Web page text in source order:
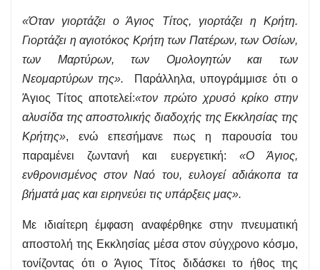
«Όταν γιορτάζει ο Άγιος Τίτος, γιορτάζει η Κρήτη.
Γιορτάζει η αγιοτόκος Κρήτη των Πατέρων, των Οσίων,
των Μαρτύρων, των Ομολογητών και των
Νεομαρτύρων της». Παράλληλα, υπογράμμισε ότι ο
Άγιος Τίτος αποτελεί:«τον πρώτο χρυσό κρίκο στην
αλυσίδα της αποστολικής διαδοχής της Εκκλησίας της
Κρήτης», ενώ επεσήμανε πως η παρουσία του
παραμένει ζωντανή και ευεργετική: «Ο Άγιος,
ενθρονισμένος στον Ναό του, ευλογεί αδιάκοπα τα
βήματά μας και ειρηνεύει τις υπάρξεις μας».
Με ιδιαίτερη έμφαση αναφέρθηκε στην πνευματική
αποστολή της Εκκλησίας μέσα στον σύγχρονο κόσμο,
τονίζοντας ότι ο Άγιος Τίτος διδάσκει το ήθος της